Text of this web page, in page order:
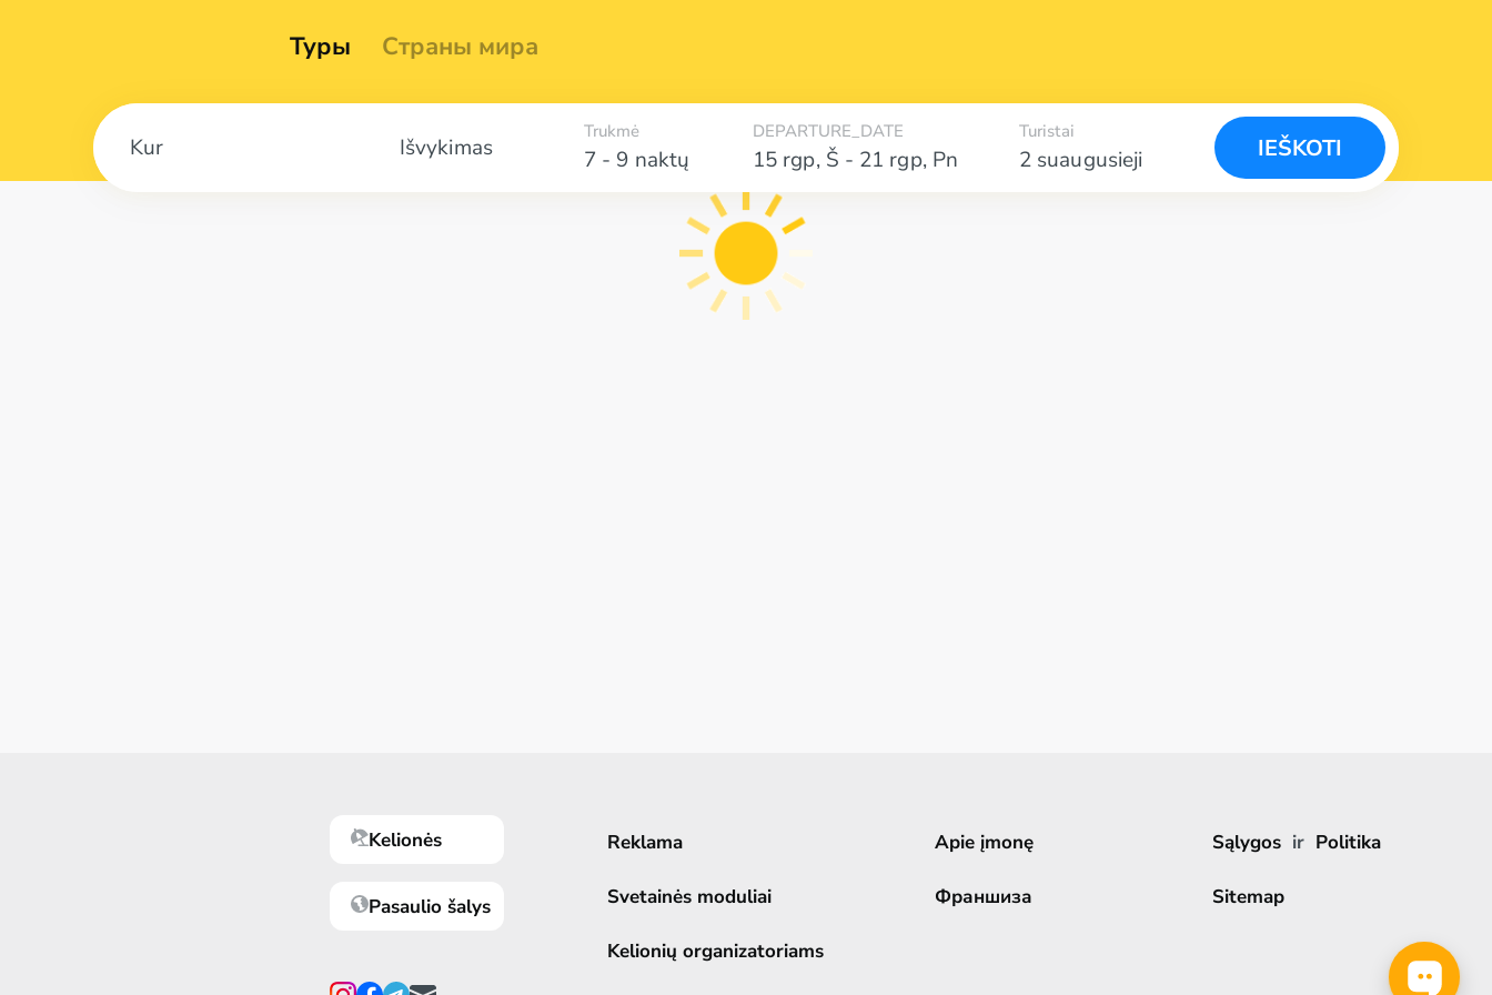
Туры Страны мира
Išvykimas 7 - 9 naktų
Trukmė DEPARTURE_DATE
15 rgp, Š - 21 rgp, Pn 2 suaugusieji
Turistai
IEŠKOTI
Kelionės
Pasaulio šalys
Reklama
Svetainės moduliai
Kelionių organizatoriams
Apie įmonę
Франшиза
Sąlygos ir Politika
Sitemap